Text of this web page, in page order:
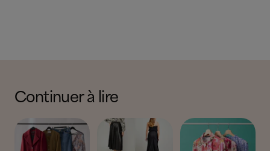
Continuer à lire